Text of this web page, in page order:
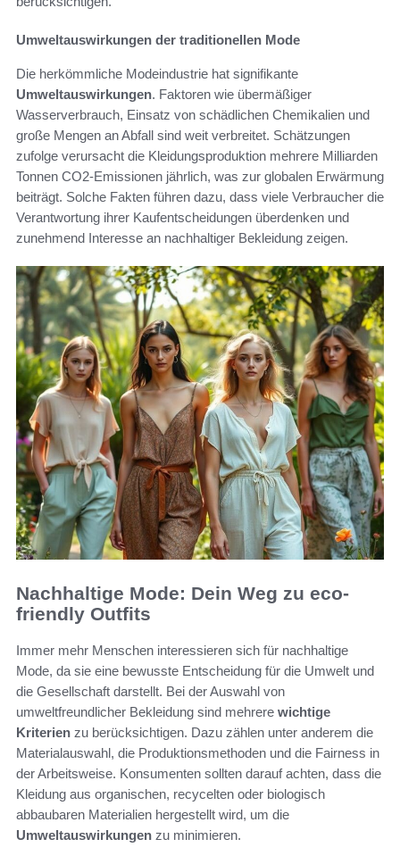
Umweltauswirkungen der traditionellen Mode
Die herkömmliche Modeindustrie hat signifikante
Umweltauswirkungen. Faktoren wie übermäßiger
Wasserverbrauch, Einsatz von schädlichen Chemikalien und
große Mengen an Abfall sind weit verbreitet. Schätzungen
zufolge verursacht die Kleidungsproduktion mehrere Milliarden
Tonnen CO2-Emissionen jährlich, was zur globalen Erwärmung
beiträgt. Solche Fakten führen dazu, dass viele Verbraucher die
Verantwortung ihrer Kaufentscheidungen überdenken und
zunehmend Interesse an nachhaltiger Bekleidung zeigen.
Nachhaltige Mode: Dein Weg zu eco-
friendly Outfits
Immer mehr Menschen interessieren sich für nachhaltige
Mode, da sie eine bewusste Entscheidung für die Umwelt und
die Gesellschaft darstellt. Bei der Auswahl von
umweltfreundlicher Bekleidung sind mehrere wichtige
Kriterien zu berücksichtigen. Dazu zählen unter anderem die
Materialauswahl, die Produktionsmethoden und die Fairness in
der Arbeitsweise. Konsumenten sollten darauf achten, dass die
Kleidung aus organischen, recycelten oder biologisch
abbaubaren Materialien hergestellt wird, um die
Umweltauswirkungen zu minimieren.